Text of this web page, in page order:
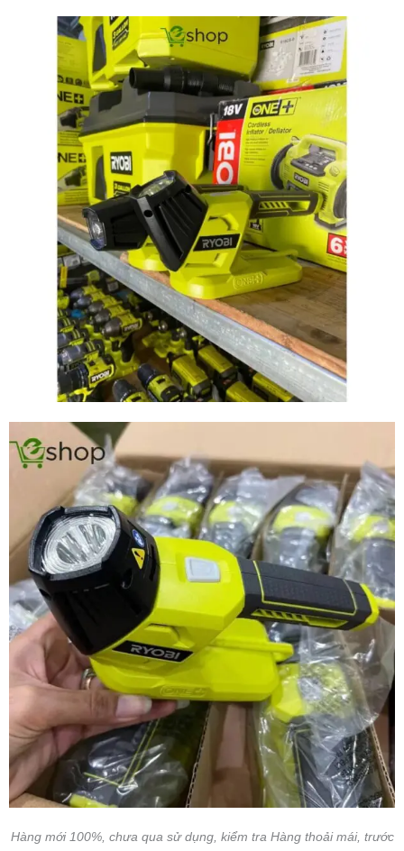
Hàng mới 100%, chưa qua sử dụng, kiểm tra Hàng thoải mái, trước